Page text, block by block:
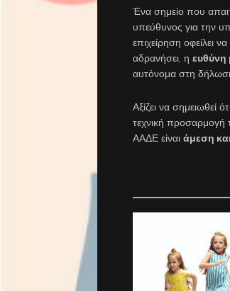
Ένα σημείο που
υπεύθυνος για την
επιχείρηση οφείλει
αδρανήσει, η ευθύνη
αυτόνομα στη
Αξίζει να σημειωθεί
τεχνική
ΑΑΔΕ είναι άμεση